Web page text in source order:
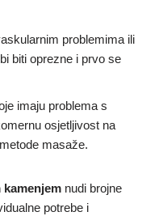
problemima ili
biti oprezne i prvo se
imaju problema s
osjetljivost na
masaže.
kamenjem nudi brojne
potrebe i